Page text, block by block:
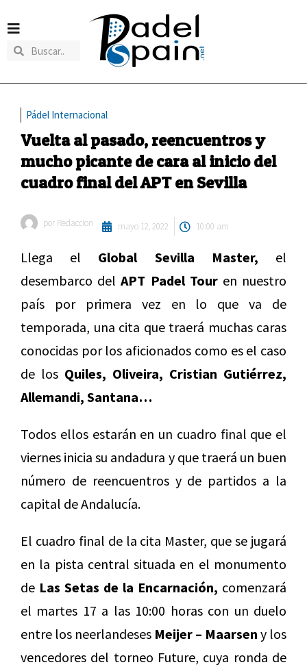
Pádel Internacional
Vuelta al pasado, reencuentros y
mucho picante de cara al inicio del
cuadro final del APT en Sevilla
por Redaccion mayo 12, 2022 10:00 am
Llega el Global Sevilla Master, el
desembarco delAPT Padel Touren nuestro
país por primera vez en lo que va de
temporada, una cita que traerá muchas caras
conocidas por los aficionados como es el caso
de los Quiles, Oliveira, Cristian Gutiérrez,
Allemandi, Santana…
Todos ellos estarán en un cuadro final que el
viernes inicia su andadura y que traerá un buen
número de reencuentros y de partidos a la
capital de Andalucía.
El cuadro final de la cita Master, que se jugará
en la pista central situada en el monumento
de Las Setas de la Encarnación, comenzará
el martes 17 a las 10:00 horas con un duelo
entre los neerlandeses Meijer – Maarsen y los
vencedores del torneo Future, cuya ronda de